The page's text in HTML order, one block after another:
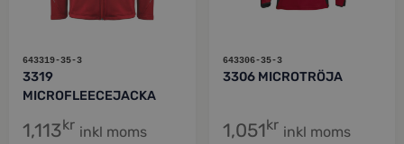
643319-35-3
3319
MICROFLEECEJACKA
1,113kr inkl moms
643306-35-3
3306 MICROTRÖJA
1,051kr inkl moms